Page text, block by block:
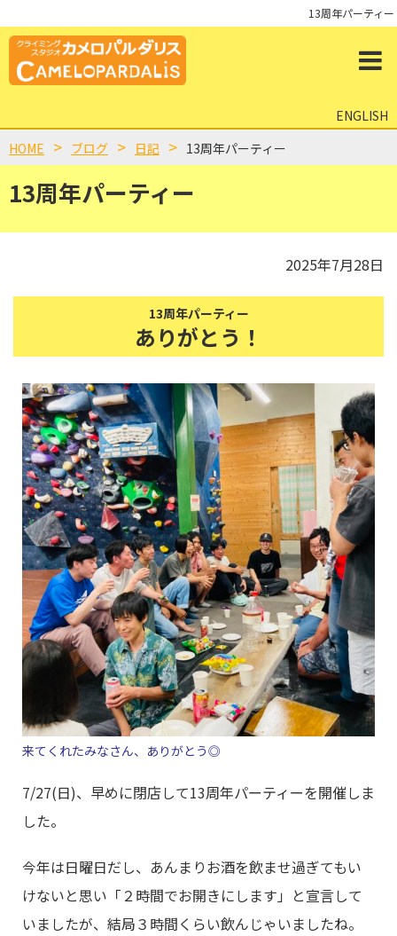
13周年パーティー
ENGLISH
13周年パーティー
HOME ブログ 日記 13周年パーティー
2025年7月28日
13周年パーティー
ありがとう！
来てくれたみなさん、ありがとう◎
7/27(日)、早めに閉店して13周年パーティーを開催しま
した。
今年は日曜日だし、あんまりお酒を飲ませ過ぎてもい
けないと思い「２時間でお開きにします」と宣言して
いましたが、結局３時間くらい飲んじゃいましたね。